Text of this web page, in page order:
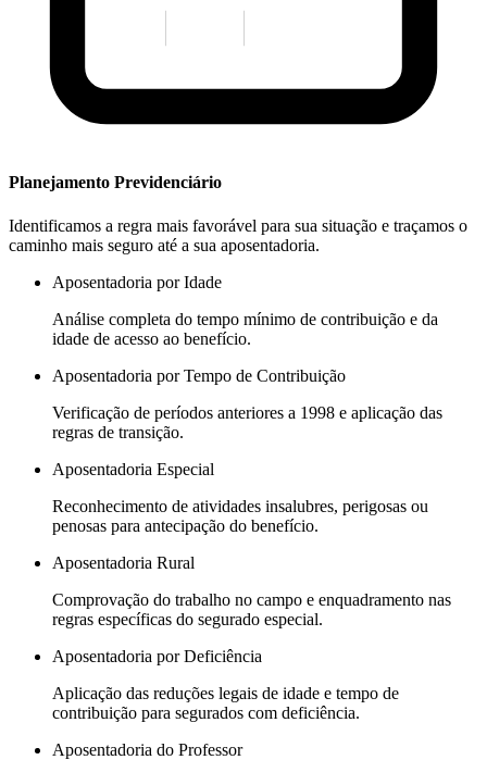
Planejamento Previdenciário
Identificamos a regra mais favorável para sua situação e traçamos o
caminho mais seguro até a sua aposentadoria.
Aposentadoria por Idade
Análise completa do tempo mínimo de contribuição e da
idade de acesso ao benefício.
Aposentadoria por Tempo de Contribuição
Verificação de períodos anteriores a 1998 e aplicação das
regras de transição.
Aposentadoria Especial
Reconhecimento de atividades insalubres, perigosas ou
penosas para antecipação do benefício.
Aposentadoria Rural
Comprovação do trabalho no campo e enquadramento nas
regras específicas do segurado especial.
Aposentadoria por Deficiência
Aplicação das reduções legais de idade e tempo de
contribuição para segurados com deficiência.
Aposentadoria do Professor